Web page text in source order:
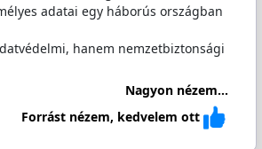
adatai egy háborús országban
hanem nemzetbiztonsági
Nagyon nézem...
Forrást nézem, kedvelem ott